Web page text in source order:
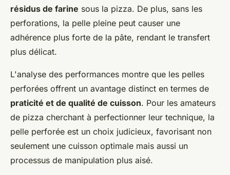
résidus de farine sous la pizza. De plus, sans les
perforations, la pelle pleine peut causer une
adhérence plus forte de la pâte, rendant le transfert
plus délicat.
L'analyse des performances montre que les pelles
perforées offrent un avantage distinct en termes de
praticité et de qualité de cuisson. Pour les amateurs
de pizza cherchant à perfectionner leur technique, la
pelle perforée est un choix judicieux, favorisant non
seulement une cuisson optimale mais aussi un
processus de manipulation plus aisé.